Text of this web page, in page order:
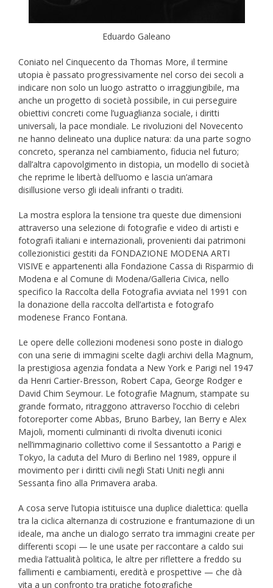
Eduardo Galeano
Coniato nel Cinquecento da Thomas More, il termine
utopia è passato progressivamente nel corso dei secoli a
indicare non solo un luogo astratto o irraggiungibile, ma
anche un progetto di società possibile, in cui perseguire
obiettivi concreti come l’uguaglianza sociale, i diritti
universali, la pace mondiale. Le rivoluzioni del Novecento
ne hanno delineato una duplice natura: da una parte sogno
concreto, speranza nel cambiamento, fiducia nel futuro;
dall’altra capovolgimento in distopia, un modello di società
che reprime le libertà dell’uomo e lascia un’amara
disillusione verso gli ideali infranti o traditi.
La mostra esplora la tensione tra queste due dimensioni
attraverso una selezione di fotografie e video di artisti e
fotografi italiani e internazionali, provenienti dai patrimoni
collezionistici gestiti da FONDAZIONE MODENA ARTI
VISIVE e appartenenti alla Fondazione Cassa di Risparmio di
Modena e al Comune di Modena/Galleria Civica, nello
specifico la Raccolta della Fotografia avviata nel 1991 con
la donazione della raccolta dell’artista e fotografo
modenese Franco Fontana.
Le opere delle collezioni modenesi sono poste in dialogo
con una serie di immagini scelte dagli archivi della Magnum,
la prestigiosa agenzia fondata a New York e Parigi nel 1947
da Henri Cartier-Bresson, Robert Capa, George Rodger e
David Chim Seymour. Le fotografie Magnum, stampate su
grande formato, ritraggono attraverso l’occhio di celebri
fotoreporter come Abbas, Bruno Barbey, Ian Berry e Alex
Majoli, momenti culminanti di rivolta divenuti iconici
nell’immaginario collettivo come il Sessantotto a Parigi e
Tokyo, la caduta del Muro di Berlino nel 1989, oppure il
movimento per i diritti civili negli Stati Uniti negli anni
Sessanta fino alla Primavera araba.
A cosa serve l’utopia istituisce una duplice dialettica: quella
tra la ciclica alternanza di costruzione e frantumazione di un
ideale, ma anche un dialogo serrato tra immagini create per
differenti scopi — le une usate per raccontare a caldo sui
media l’attualità politica, le altre per riflettere a freddo su
fallimenti e cambiamenti, eredità e prospettive — che dà
vita a un confronto tra pratiche fotografiche